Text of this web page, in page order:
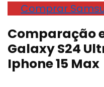
Comprar
Comparação
Galaxy S24
Iphone 15 Max